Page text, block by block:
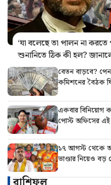
‘যা বলেছে তা পালন না
শুনানিতে ঠিক কী হল?
বেতন বাড়বে?
কমিশনের বৈঠক
একবার বিনিয়োগ
পোস্ট অফিসের এই
১৭ আগস্ট থেকে
ভাণ্ডার নিয়েও বড়